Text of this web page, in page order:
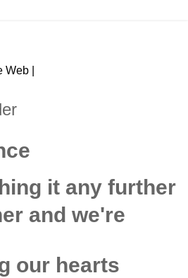
|
it any further
and we're
our hearts